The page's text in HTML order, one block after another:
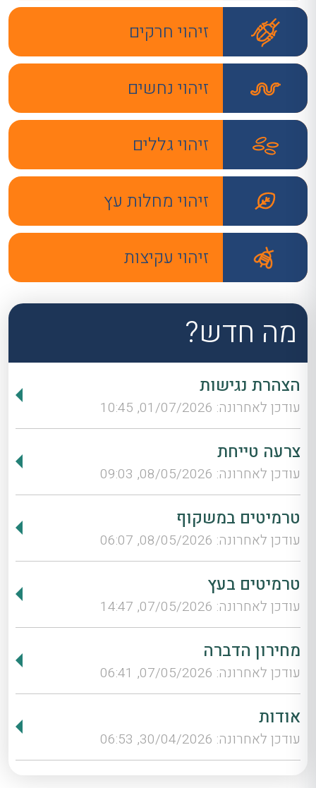
זיהוי חרקים
זיהוי נחשים
זיהוי גללים
זיהוי מחלות עץ
זיהוי עקיצות
מה חדש?
הצהרת נגישות
עודכן לאחרונה: 01/07/2026, 10:45
צרעה טייחת
עודכן לאחרונה: 08/05/2026, 09:03
טרמיטים במשקוף
עודכן לאחרונה: 08/05/2026, 06:07
טרמיטים בעץ
עודכן לאחרונה: 07/05/2026, 14:47
מחירון הדברה
עודכן לאחרונה: 07/05/2026, 06:41
אודות
עודכן לאחרונה: 30/04/2026, 06:53